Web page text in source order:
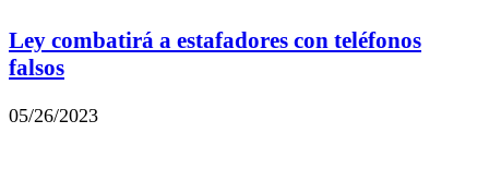
Ley combatirá a estafadores con teléfonos
falsos
05/26/2023